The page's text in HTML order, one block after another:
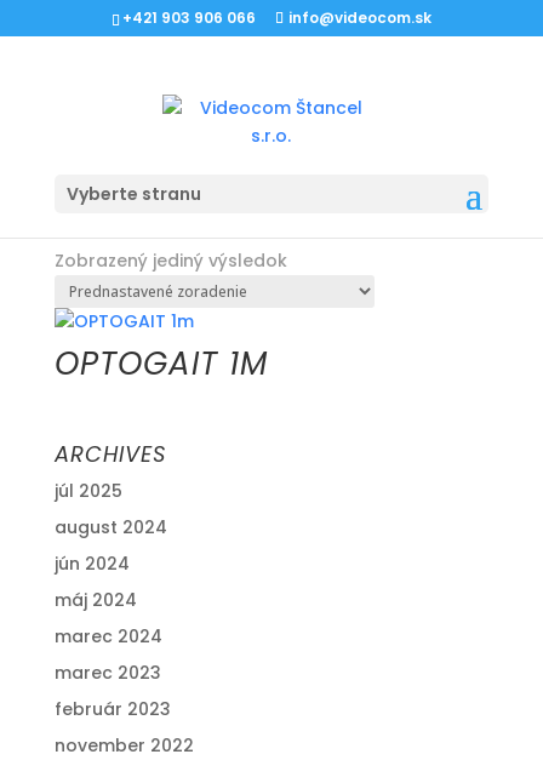
+421 903 906 066 info@videocom.sk
Vyberte stranu
Domov
DRŽANIE
Zobrazený jediný výsledok
OPTOGAIT 1M
ARCHIVES
júl 2025
august 2024
jún 2024
máj 2024
marec 2024
marec 2023
február 2023
november 2022